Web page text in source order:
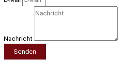
Nachricht
Senden